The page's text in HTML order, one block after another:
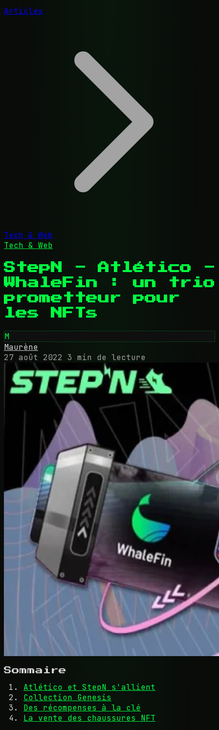
Articles
Tech & Web
Tech & Web
StepN - Atlético -
WhaleFin : un trio
prometteur pour
les NFTs
M
Maurène
27 août 2022 3 min de lecture
Sommaire
Atlético et StepN s'allient
Collection Genesis
Des récompenses à la clé
La vente des chaussures NFT